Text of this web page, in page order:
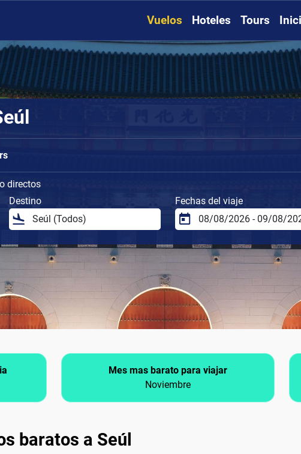
Vuelos Hoteles Tours
directos
Destino Fechas del viaje
Mes mas barato para viajar
Noviembre
baratos a Seúl